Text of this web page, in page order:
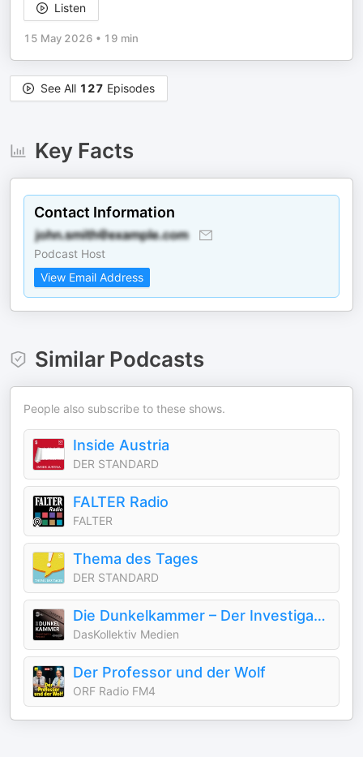
Listen
15 May 2026 • 19 min
See All 127 Episodes
Key Facts
Contact Information
Podcast Host
View Email Address
Similar Podcasts
People also subscribe to these shows.
Inside Austria
DER STANDARD
FALTER Radio
FALTER
Thema des Tages
DER STANDARD
Die Dunkelkammer – Der Investigativ-Podcast
DasKollektiv Medien
Der Professor und der Wolf
ORF Radio FM4